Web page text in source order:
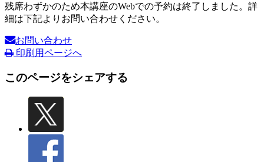
残席わずかのため本講座のWebでの予約は終了しました。詳
細は下記よりお問い合わせください。
お問い合わせ
印刷用ページへ
このページをシェアする